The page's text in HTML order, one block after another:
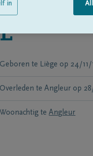
Geboren te Liège op 24/11/
Overleden te Angleur op
Woonachtig te Angleur
in